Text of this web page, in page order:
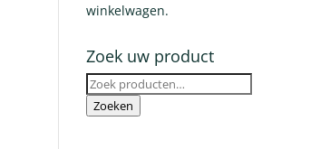
winkelwagen.
Zoek uw product
Zoeken
naar:
Zoeken